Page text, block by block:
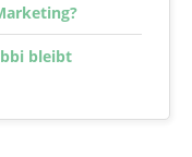
bleibt